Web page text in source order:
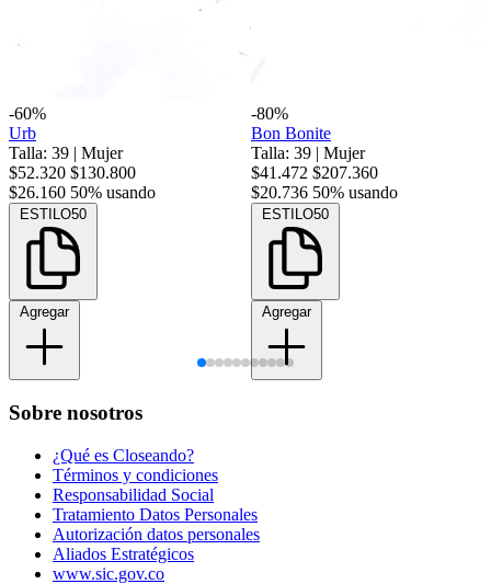
-60%
Urb
Talla: 39 | Mujer
$52.320 $130.800
$26.160 50% usando
ESTILO50
Agregar
-80%
Bon Bonite
Talla: 39 | Mujer
$41.472 $207.360
$20.736 50% usando
ESTILO50
Agregar
Sobre nosotros
¿Qué es Closeando?
Términos y condiciones
Responsabilidad Social
Tratamiento Datos Personales
Autorización datos personales
Aliados Estratégicos
www.sic.gov.co